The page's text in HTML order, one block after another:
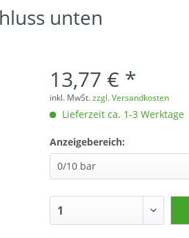
unten
13,77 € *
inkl. MwSt.zzgl. Versandkosten
Lieferzeit ca. 1-3 Werktage
Anzeigebereich: